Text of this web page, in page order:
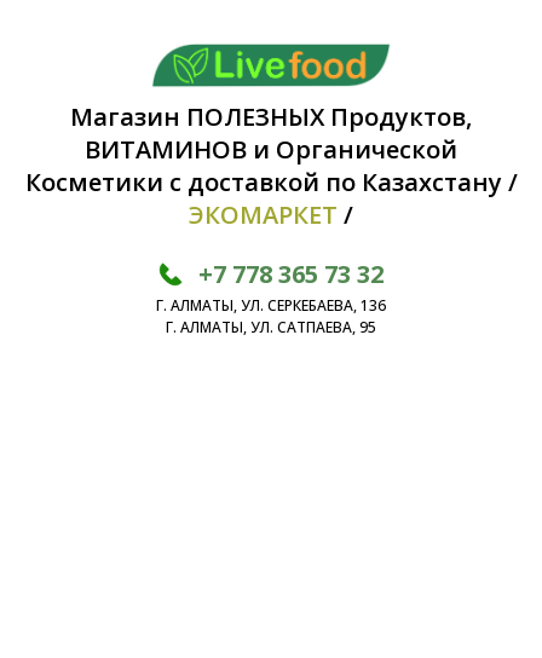
Магазин ПОЛЕЗНЫХ Продуктов,
ВИТАМИНОВ и Органической
Косметики с доставкой по Казахстану /
ЭКОМАРКЕТ /
+7 778 365 73 32
Г. АЛМАТЫ, УЛ. СЕРКЕБАЕВА, 136
Г. АЛМАТЫ, УЛ. САТПАЕВА, 95